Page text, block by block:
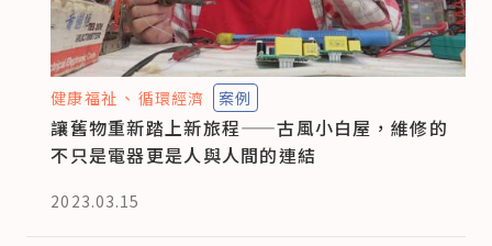
健康福祉 循環經濟 案例
讓舊物重新踏上新旅程——古風小白屋，維修的
不只是電器更是人與人間的連結
2023.03.15